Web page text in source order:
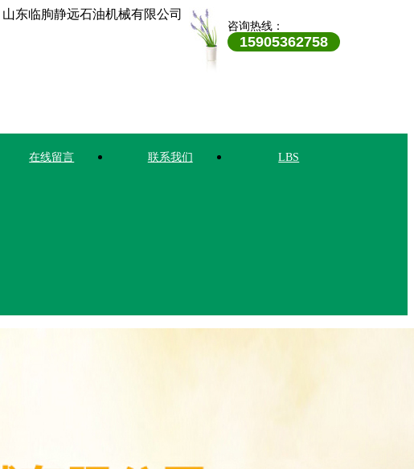
山东临朐静远石油机械有限公司
咨询热线：
15905362758
在线留言 联系我们 LBS